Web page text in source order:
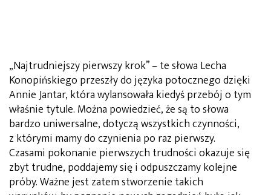
„Najtrudniejszy pierwszy krok” – te słowa Lecha
Konopińskiego przeszły do języka potocznego dzięki
Annie Jantar, która wylansowała kiedyś przebój o tym
właśnie tytule. Można powiedzieć, że są to słowa
bardzo uniwersalne, dotyczą wszystkich czynności,
z którymi mamy do czynienia po raz pierwszy.
Czasami pokonanie pierwszych trudności okazuje się
zbyt trudne, poddajemy się i odpuszczamy kolejne
próby. Ważne jest zatem stworzenie takich